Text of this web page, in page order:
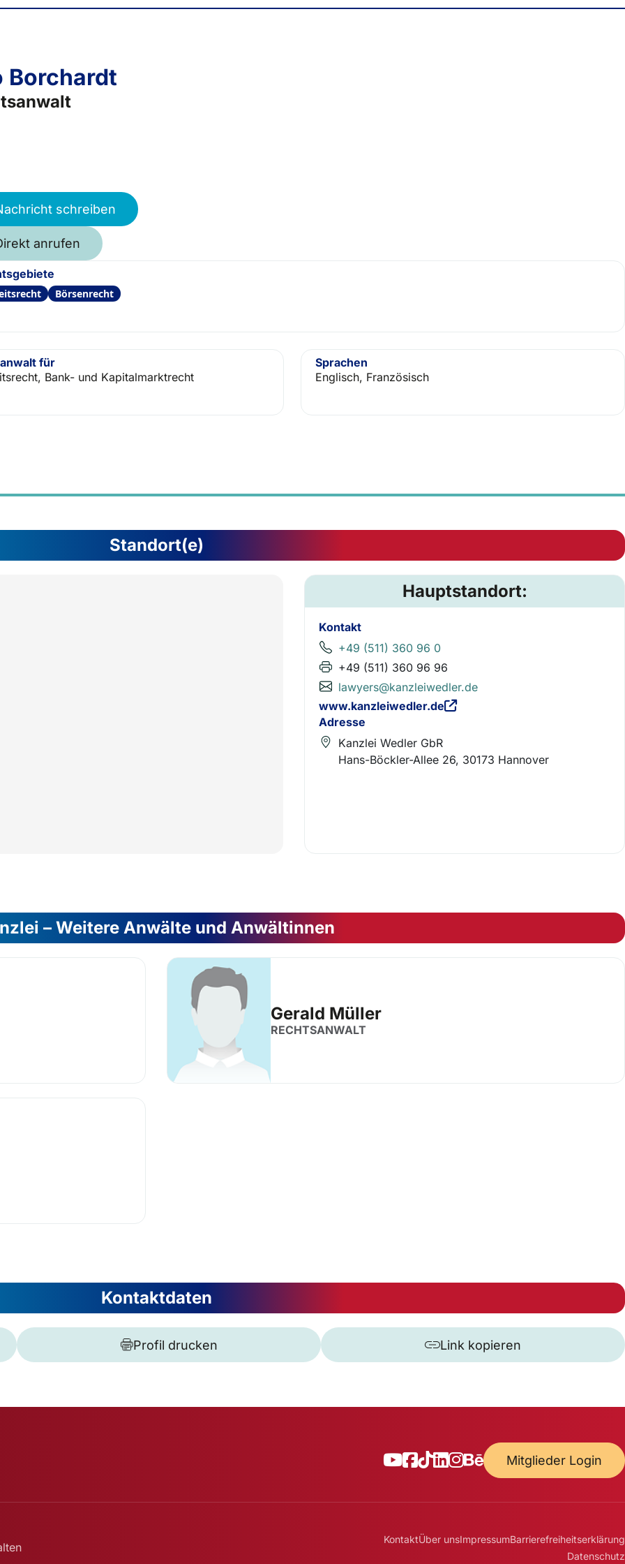
Borchardt
schreiben
anrufen
Börsenrecht
für
Bank- und Kapitalmarktrecht
Sprachen
Englisch, Französisch
Standort(e)
Hauptstandort:
Kontakt
+49 (511) 360 96 0
+49 (511) 360 96 96
lawyers@kanzleiwedler.de
www.kanzleiwedler.de
Adresse
Kanzlei Wedler GbR
Hans-Böckler-Allee 26, 30173 Hannover
– Weitere Anwälte und Anwältinnen
Gerald Müller
RECHTSANWALT
Kontaktdaten
Profil drucken Link kopieren
Mitglieder Login
KontaktÜber unsImpressumBarrierefreiheitserklärung
Datenschutz